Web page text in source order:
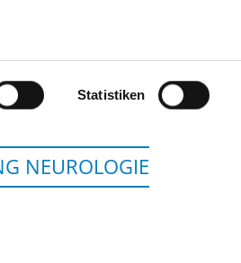
Statistiken
NEUROLOGIE